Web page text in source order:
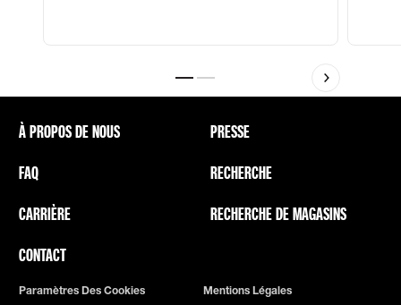
Slide 1Slide 2
À PROPOS DE NOUS
FAQ
CARRIÈRE
CONTACT
PRESSE
RECHERCHE
RECHERCHE DE MAGASINS
Paramètres Des Cookies Mentions Légales